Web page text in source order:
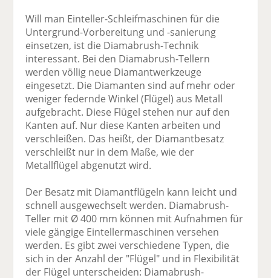
Will man Einteller-Schleifmaschinen für die
Untergrund-Vorbereitung und -sanierung
einsetzen, ist die Diamabrush-Technik
interessant. Bei den Diamabrush-Tellern
werden völlig neue Diamantwerkzeuge
eingesetzt. Die Diamanten sind auf mehr oder
weniger federnde Winkel (Flügel) aus Metall
aufgebracht. Diese Flügel stehen nur auf den
Kanten auf. Nur diese Kanten arbeiten und
verschleißen. Das heißt, der Diamantbesatz
verschleißt nur in dem Maße, wie der
Metallflügel abgenutzt wird.
Der Besatz mit Diamantflügeln kann leicht und
schnell ausgewechselt werden. Diamabrush-
Teller mit Ø 400 mm können mit Aufnahmen für
viele gängige Eintellermaschinen versehen
werden. Es gibt zwei verschiedene Typen, die
sich in der Anzahl der "Flügel" und in Flexibilität
der Flügel unterscheiden: Diamabrush-